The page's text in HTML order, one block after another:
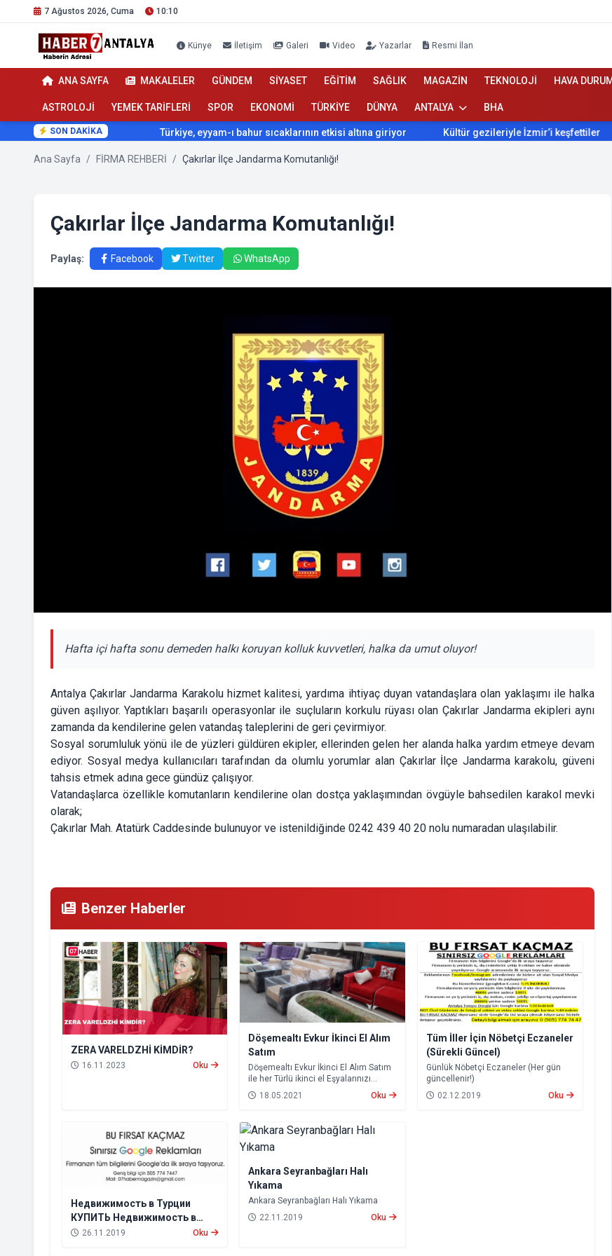
7 Ağustos 2026, Cuma 10:10
Künye İletişim Galeri Video Yazarlar Resmi İlan
ANA SAYFA MAKALELER GÜNDEM SİYASET EĞİTİM SAĞLIK MAGAZİN TEKNOLOJİ HAVA
ASTROLOJİ YEMEK TARİFLERİ SPOR EKONOMİ TÜRKİYE DÜNYA ANTALYA BHA
SON DAKİKA Türkiye, eyyam-ı bahur sıcaklarının etkisi altına giriyor Kültür gezileriyle İzmir’i keşfettiler
Ana Sayfa / FİRMA REHBERİ / Çakırlar İlçe Jandarma Komutanlığı!
Çakırlar İlçe Jandarma Komutanlığı!
Paylaş: Facebook Twitter WhatsApp
Hafta içi hafta sonu demeden halkı koruyan kolluk kuvvetleri, halka da umut oluyor!
Antalya Çakırlar Jandarma Karakolu hizmet kalitesi, yardıma ihtiyaç duyan vatandaşlara olan yaklaşımı ile halka
güven aşılıyor. Yaptıkları başarılı operasyonlar ile suçluların korkulu rüyası olan Çakırlar Jandarma ekipleri aynı
zamanda da kendilerine gelen vatandaş taleplerini de geri çevirmiyor.
Sosyal sorumluluk yönü ile de yüzleri güldüren ekipler, ellerinden gelen her alanda halka yardım etmeye devam
ediyor. Sosyal medya kullanıcıları tarafından da olumlu yorumlar alan Çakırlar İlçe Jandarma karakolu, güveni
tahsis etmek adına gece gündüz çalışıyor.
Vatandaşlarca özellikle komutanların kendilerine olan dostça yaklaşımından övgüyle bahsedilen karakol mevki
olarak;
Çakırlar Mah. Atatürk Caddesinde bulunuyor ve istenildiğinde 0242 439 40 20 nolu numaradan ulaşılabilir.
Benzer Haberler
ZERA VARELDZHİ KİMDİR?
16.11.2023 Oku
Döşemealtı Evkur İkinci El Alım
Satım
Döşemealtı Evkur İkinci El Alım Satım
ile her Türlü ikinci el Eşyalarınızı
değerinde nakde çevirebilirsiniz.
18.05.2021 Oku
Tüm İller İçin Nöbetçi Eczaneler
(Sürekli Güncel)
Günlük Nöbetçi Eczaneler (Her gün
güncellenir!)
02.12.2019
Oku
Недвижимость в Турции
КУПИТЬ Недвижимость в
Сиде Аренда квартир в
26.11.2019 Oku
Ankara Seyranbağları Halı
Yıkama
Ankara Seyranbağları Halı Yıkama
22.11.2019
Oku